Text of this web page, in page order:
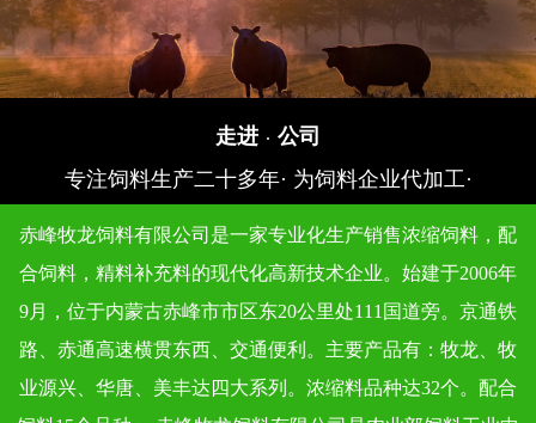
猪饲料的选购直接影响生猪生长效率、养殖成本及猪肉产品，
需结合猪的生长阶段、饲料质量标准、自身养殖需求综合判
断，同时规避 “···
如何确保饲料生产过程符合质量标准？
确保饲料生产过程符合质量标准，需围绕 “原料准入 - 生产管
控 - 成品检验 - 追溯管理” 全流程建立闭环体系，结合法规要求
与技术···
饲料质量标准对不同类型的动物饲料有何区别？
依据《饲料卫生标准》（GB 13078 - 2017）及各类专项标准，
不同类型动物饲料的质量标准，会根据动物生理特点、生长阶
段和饲料用途···
走进 · 公司
专注饲料生产二十多年· 为饲料企业代加工·
赤峰牧龙饲料有限公司是一家专业化生产销售浓缩饲料，配
合饲料，精料补充料的现代化高新技术企业。始建于2006年
9月，位于内蒙古赤峰市市区东20公里处111国道旁。京通铁
路、赤通高速横贯东西、交通便利。主要产品有：牧龙、牧
业源兴、华唐、美丰达四大系列。浓缩料品种达32个。配合